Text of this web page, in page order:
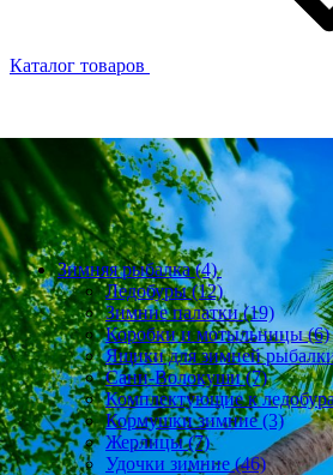
Каталог товаров
Зимняя рыбалка(4)
Ледобуры(12)
Зимние палатки(19)
Коробки и мотыльницы(6)
Ящики для зимней
Сани-Волокуши(7)
Комплектующие к
Кормушки зимние(3)
Жерлицы(7)
Удочки зимние(46)